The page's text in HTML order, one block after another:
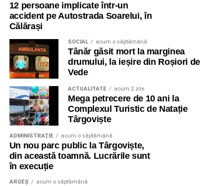
12 persoane implicate într-un
accident pe Autostrada Soarelui, în
Călărași
SOCIAL acum o săptămână
Tânăr găsit mort la marginea
drumului, la ieșire din Roșiori de
Vede
ACTUALITATE acum 2 zile
Mega petrecere de 10 ani la
Complexul Turistic de Natație
Târgoviște
ADMINISTRAŢIE acum o săptămână
Un nou parc public la Târgoviște,
din această toamnă. Lucrările sunt
în execuție
ARGEȘ acum o săptămână